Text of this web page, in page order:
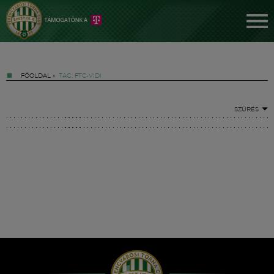
FŐOLDAL » TAG: FTC-VIDI
SZŰRÉS
Hírek